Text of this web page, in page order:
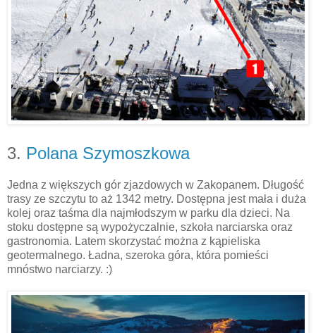
3. Polana Szymoszkowa
Jedna z większych gór zjazdowych w Zakopanem. Długość
trasy ze szczytu to aż 1342 metry. Dostępna jest mała i duża
kolej oraz taśma dla najmłodszym w parku dla dzieci. Na
stoku dostępne są wypożyczalnie, szkoła narciarska oraz
gastronomia. Latem skorzystać można z kąpieliska
geotermalnego. Ładna, szeroka góra, która pomieści
mnóstwo narciarzy. :)